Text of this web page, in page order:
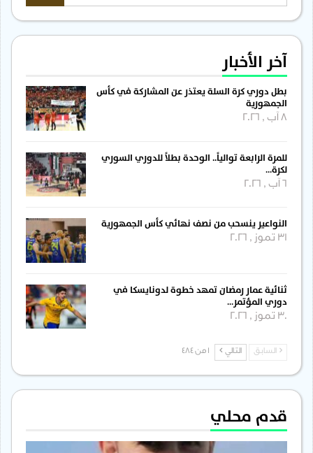
آخر الأخبار
بطل دوري كرة السلة يعتذر عن المشاركة في كأس
الجمهورية
للمرة الرابعة توالياً.. الوحدة بطلاً للدوري السوري
لكرة…
النواعير ينسحب من نصف نهائي كأس الجمهورية
31 تموز , 2026
ثنائية عمار رمضان تمهد خطوة لدونايسكا في
دوري المؤتمر…
30 تموز , 2026
السابق التالي
قدم محلي